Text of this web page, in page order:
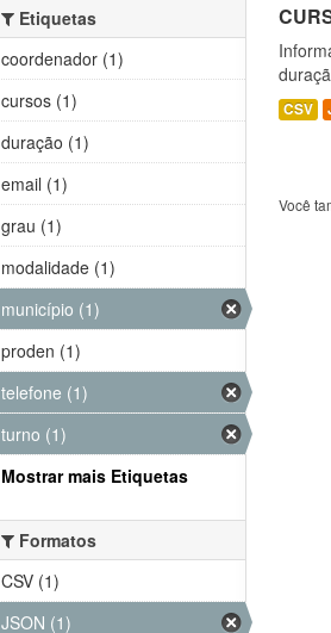
CSV
Você
Etiquetas
coordenador (1)
cursos (1)
duração (1)
email (1)
grau (1)
modalidade (1)
município (1)
proden (1)
telefone (1)
turno (1)
Mostrar mais Etiquetas
Formatos
CSV (1)
JSON (1)